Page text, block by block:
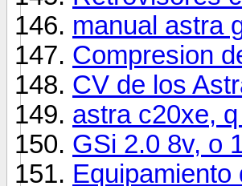
manual astra
Compresion
CV de los
astra c20xe,
GSi 2.0 8v, o
Equipamiento